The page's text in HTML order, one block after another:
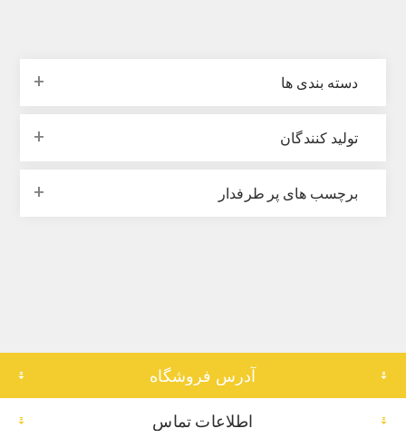
دسته بندی ها
تولید کنندگان
برچسب های پر طرفدار
آدرس فروشگاه
اطلاعات تماس